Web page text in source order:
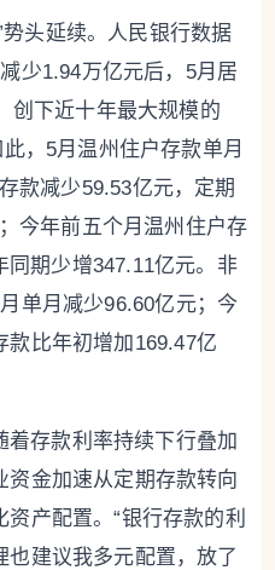
头延续。人民银行数据
少1.94万亿元后，5月居
创下近十年最大规模的
，5月温州住户存款单月
款减少59.53亿元，定期
今年前五个月温州住户存
同期少增347.11亿元。非
单月减少96.60亿元；今
比年初增加169.47亿
着存款利率持续下行叠加
资金加速从定期存款转向
产配置。“银行存款的利
建议我多元配置，放了